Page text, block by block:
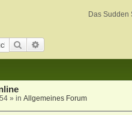
Das Sudden
Suche
» in Allgemeines Forum